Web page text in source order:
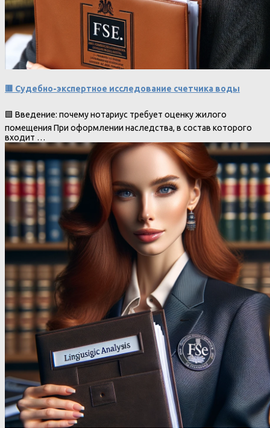
🟥 Судебно-экспертное исследование счетчика воды
🟩 Введение: почему нотариус требует оценку жилого
помещения При оформлении наследства, в состав которого
входит …